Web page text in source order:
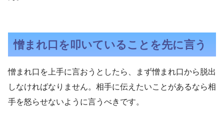
憎まれ口を叩いていることを先に言う
憎まれ口を上手に言おうとしたら、まず憎まれ口から脱出
しなければなりません。相手に伝えたいことがあるなら相
手を怒らせないように言うべきです。